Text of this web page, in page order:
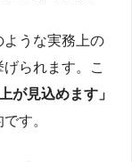
うな実務上の
られます。こ
が見込めます」
す。